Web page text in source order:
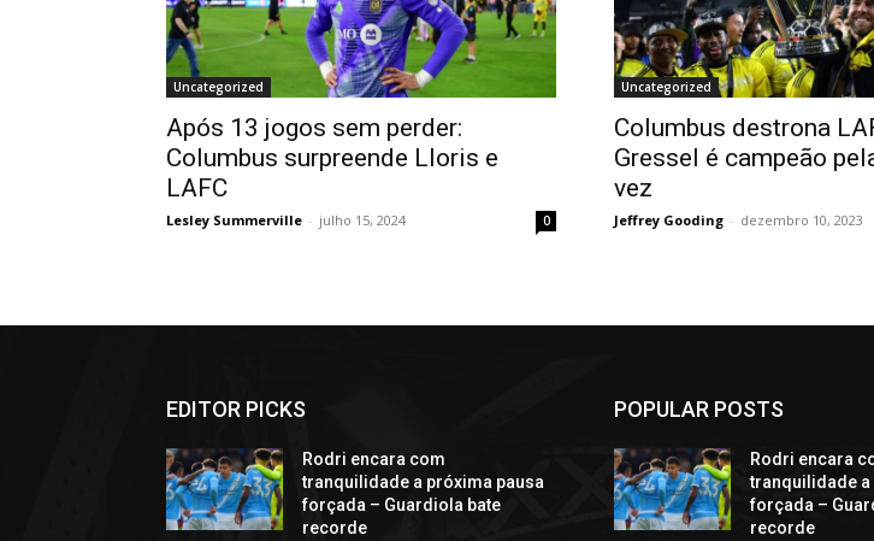
Uncategorized
Após 13 jogos sem perder:
Columbus surpreende Lloris e
LAFC
Lesley Summerville - julho 15, 2024 0
Uncategorized
Columbus destrona
Gressel é campeão
vez
Jeffrey Gooding - dezembro 10, 2023
EDITOR PICKS
Rodri encara com
tranquilidade a próxima pausa
forçada – Guardiola bate
recorde
POPULAR POSTS
Rodri encara
tranquilidade
forçada –
recorde